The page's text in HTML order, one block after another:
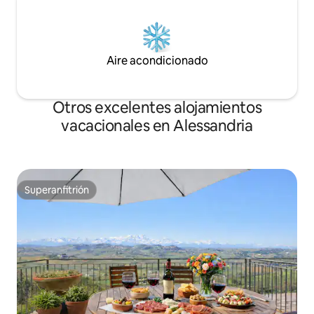
Aire acondicionado
Otros excelentes alojamientos
vacacionales en Alessandria
Superanfitrión
Superanfitrión